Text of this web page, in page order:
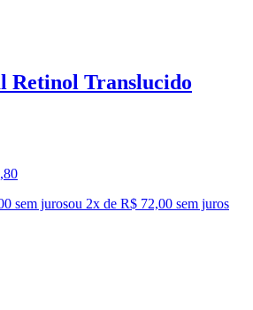
Retinol Translucido
,80
sem jurosou 2x de R$ 72,00 sem juros